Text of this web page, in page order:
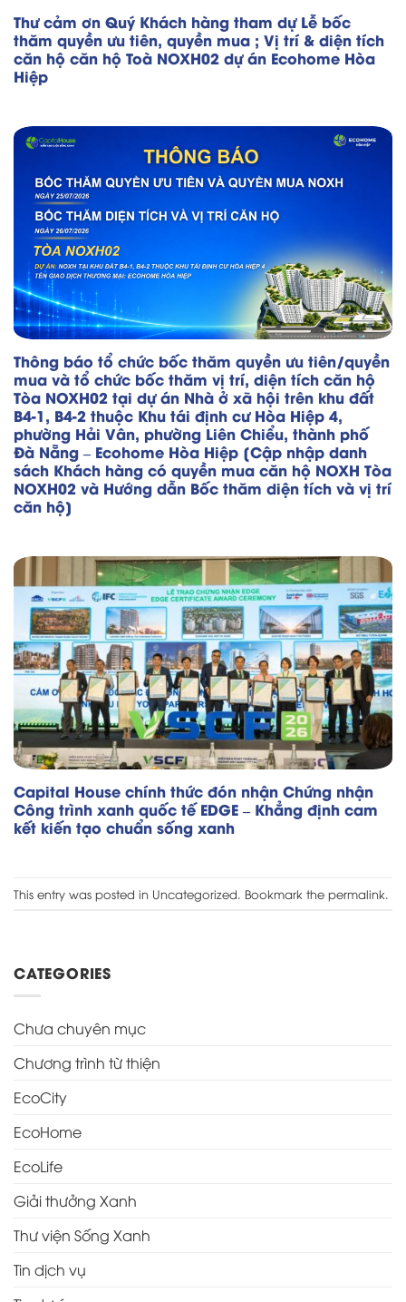
Thư cảm ơn Quý Khách hàng tham dự Lễ bốc
thăm quyền ưu tiên, quyền mua ; Vị trí & diện tích
căn hộ căn hộ Toà NOXH02 dự án Ecohome Hòa
Hiệp
Thông báo tổ chức bốc thăm quyền ưu tiên/quyền
mua và tổ chức bốc thăm vị trí, diện tích căn hộ
Tòa NOXH02 tại dự án Nhà ở xã hội trên khu đất
B4-1, B4-2 thuộc Khu tái định cư Hòa Hiệp 4,
phường Hải Vân, phường Liên Chiểu, thành phố
Đà Nẵng – Ecohome Hòa Hiệp [Cập nhập danh
sách Khách hàng có quyền mua căn hộ NOXH Tòa
NOXH02 và Hướng dẫn Bốc thăm diện tích và vị trí
căn hộ]
Capital House chính thức đón nhận Chứng nhận
Công trình xanh quốc tế EDGE – Khẳng định cam
kết kiến tạo chuẩn sống xanh
This entry was posted in Uncategorized . Bookmark the permalink
CATEGORIES
Chưa chuyên mục
Chương trình từ thiện
EcoCity
EcoHome
EcoLife
Giải thưởng Xanh
Thư viện Sống Xanh
Tin dịch vụ